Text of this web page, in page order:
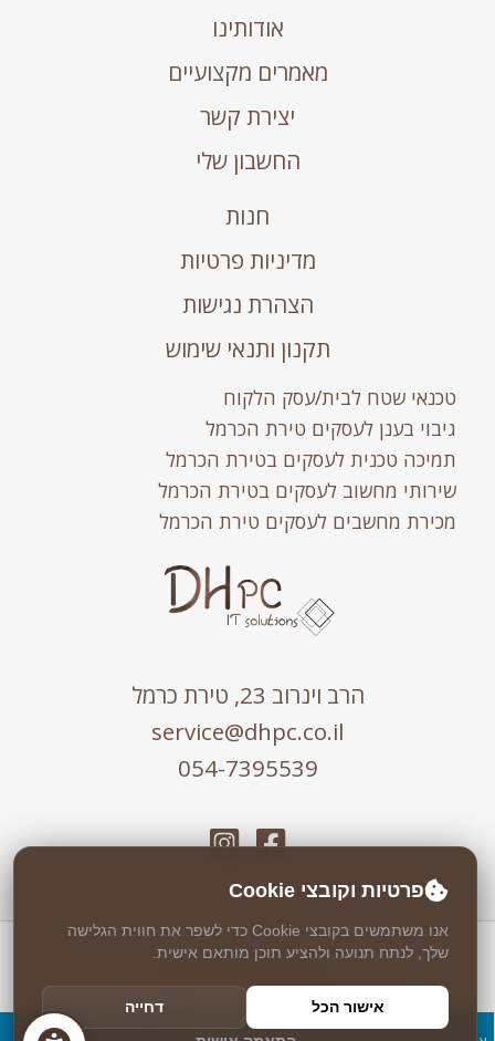
אודותינו
מאמרים מקצועיים
יצירת קשר
החשבון שלי
חנות
מדיניות פרטיות
הצהרת נגישות
תקנון ותנאי שימוש
טכנאי שטח לבית/עסק הלקוח
גיבוי בענן לעסקים טירת הכרמל
תמיכה טכנית לעסקים בטירת הכרמל
שירותי מחשוב לעסקים בטירת הכרמל
מכירת מחשבים לעסקים טירת הכרמל
הרב וינרוב 23, טירת כרמל
service@dhpc.co.il
054-7395539
כל הזכויות שמורות © 2026 DHPC
אבטחה וניטור 24/7 ע"י
עיצוב ופיתוח ע"יLogicode
פרטיות וקובצי Cookie
אנו משתמשים בקובצי Cookie כדי לשפר את חווית הגלישה
שלך, לנתח תנועה ולהציע תוכן מותאם אישית.
אישור הכל
דחייה